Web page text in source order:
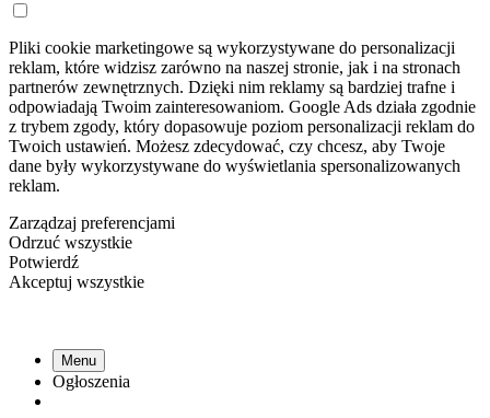
Pliki cookie marketingowe są wykorzystywane do personalizacji
reklam, które widzisz zarówno na naszej stronie, jak i na stronach
partnerów zewnętrznych. Dzięki nim reklamy są bardziej trafne i
odpowiadają Twoim zainteresowaniom. Google Ads działa zgodnie
z trybem zgody, który dopasowuje poziom personalizacji reklam do
Twoich ustawień. Możesz zdecydować, czy chcesz, aby Twoje
dane były wykorzystywane do wyświetlania spersonalizowanych
reklam.
Zarządzaj preferencjami
Odrzuć wszystkie
Potwierdź
Akceptuj wszystkie
Menu
Ogłoszenia